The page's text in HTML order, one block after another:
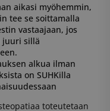
aikasi myöhemmin,
tee se soittamalla
vastaajaan, jos
juuri sillä
alkua ilman
on SUHKilla
toteutetaan